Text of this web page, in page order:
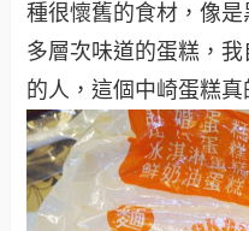
種很懷舊的食材，像
多層次味道的蛋糕，
的人，這個中崎蛋糕